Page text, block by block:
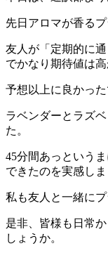
先日アロマが香る
友人が「定期的に
でかなり期待値は高
予想以上に良かった
ラベンダーとラズ
た。
45分間あっという
できたのを実感しま
私も友人と一緒に
是非、皆様も日常
しょうか。